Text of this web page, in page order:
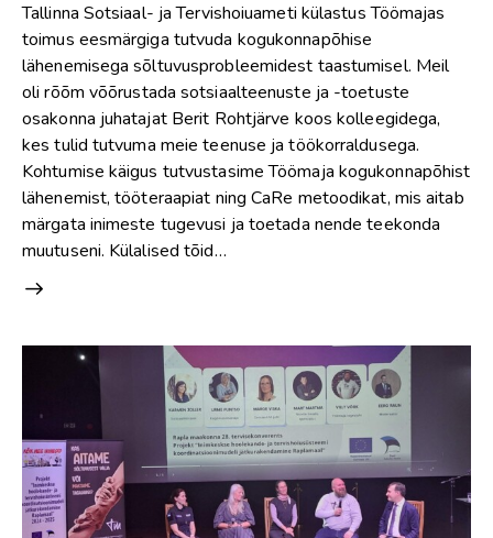
Tallinna Sotsiaal- ja Tervishoiuameti külastus Töömajas
toimus eesmärgiga tutvuda kogukonnapõhise
lähenemisega sõltuvusprobleemidest taastumisel. Meil
oli rõõm võõrustada sotsiaalteenuste ja -toetuste
osakonna juhatajat Berit Rohtjärve koos kolleegidega,
kes tulid tutvuma meie teenuse ja töökorraldusega.
Kohtumise käigus tutvustasime Töömaja kogukonnapõhist
lähenemist, tööteraapiat ning CaRe metoodikat, mis aitab
märgata inimeste tugevusi ja toetada nende teekonda
muutuseni. Külalised tõid…